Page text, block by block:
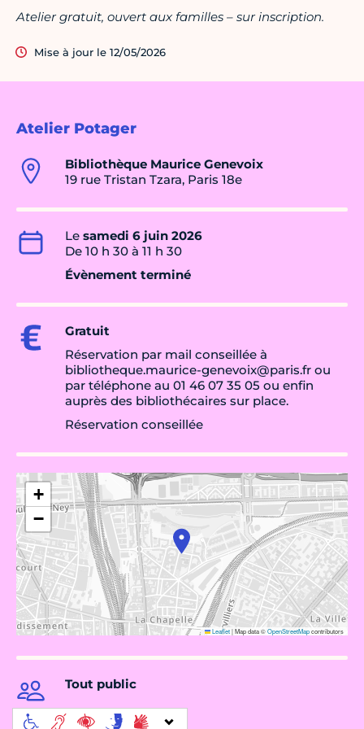
Atelier Potager
Bibliothèque Maurice Genevoix
19 rue Tristan Tzara, Paris 18e
Le samedi 6 juin 2026
De 10 h 30 à 11 h 30
Évènement terminé
Gratuit
Réservation par mail conseillée à
bibliotheque.maurice-genevoix@paris.fr ou
par téléphone au 01 46 07 35 05 ou enfin
auprès des bibliothécaires sur place.
Réservation conseillée
+
−
Leaflet|Map data ©OpenStreetMapcontributors
Tout public
Atelier gratuit, ouvert aux familles – sur inscription.
Mise à jour le 12/05/2026